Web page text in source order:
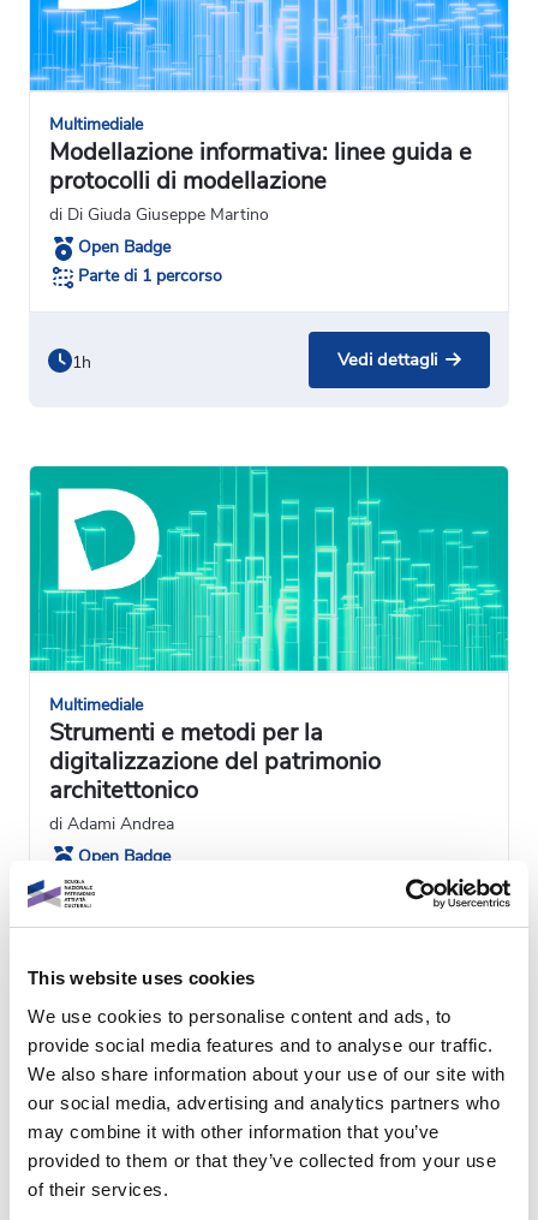
This website uses cookies
We use cookies to personalise content and ads, to
provide social media features and to analyse our traffic.
We also share information about your use of our site with
our social media, advertising and analytics partners who
may combine it with other information that you’ve
provided to them or that they’ve collected from your use
of their services.
Multimediale
Modellazione informativa: linee guida e
protocolli di modellazione
di Di Giuda Giuseppe Martino
Open Badge
Parte di 1 percorso
1h Vedi dettagli
Multimediale
Strumenti e metodi per la
digitalizzazione del patrimonio
architettonico
di Adami Andrea
Open Badge
Parte di 1 percorso
1h